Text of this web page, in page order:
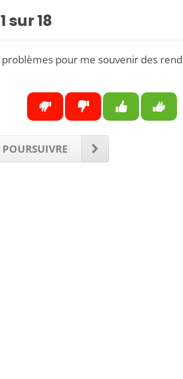
1sur 18
problèmes pour me souvenir des
POURSUIVRE